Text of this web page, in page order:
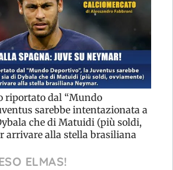
riportato dal “Mundo
sarebbe intentazionata a
che di Matuidi (più soldi,
arrivare alla stella brasiliana
ELMAS!